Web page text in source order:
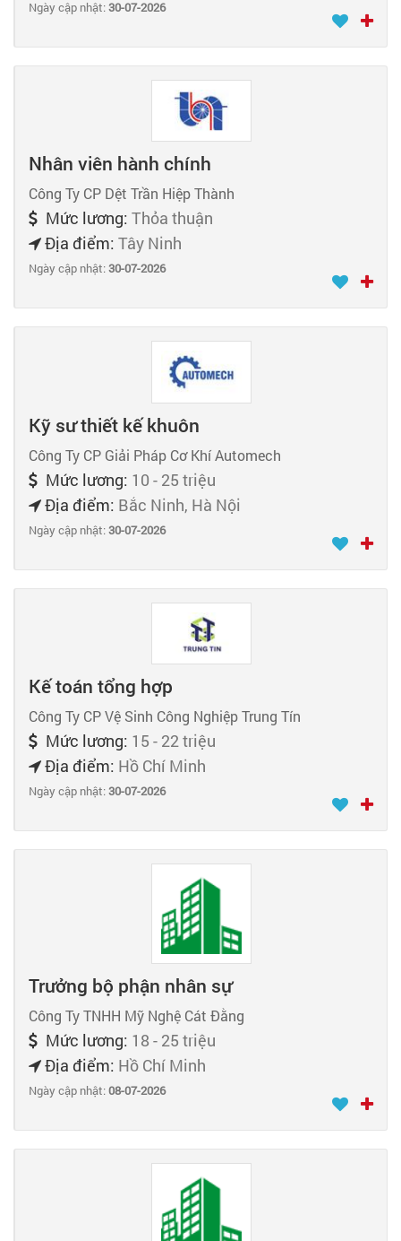
Ngày cập nhật:30-07-2026
Nhân viên hành chính
Công Ty CP Dệt Trần Hiệp Thành
Mức lương: Thỏa thuận
Địa điểm: Tây Ninh
Ngày cập nhật:30-07-2026
Kỹ sư thiết kế khuôn
Công Ty CP Giải Pháp Cơ Khí Automech
Mức lương: 10 - 25 triệu
Địa điểm: Bắc Ninh, Hà Nội
Ngày cập nhật:30-07-2026
Kế toán tổng hợp
Công Ty CP Vệ Sinh Công Nghiệp Trung Tín
Mức lương: 15 - 22 triệu
Địa điểm: Hồ Chí Minh
Ngày cập nhật:30-07-2026
Trưởng bộ phận nhân sự
Công Ty TNHH Mỹ Nghệ Cát Đằng
Mức lương: 18 - 25 triệu
Địa điểm: Hồ Chí Minh
Ngày cập nhật:08-07-2026